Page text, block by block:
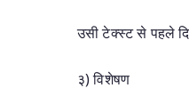
उसी टेक्‍स्‍ट से पहले
३) विशेषण